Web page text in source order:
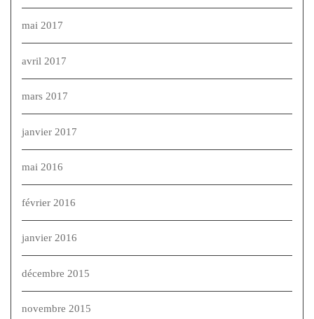
mai 2017
avril 2017
mars 2017
janvier 2017
mai 2016
février 2016
janvier 2016
décembre 2015
novembre 2015